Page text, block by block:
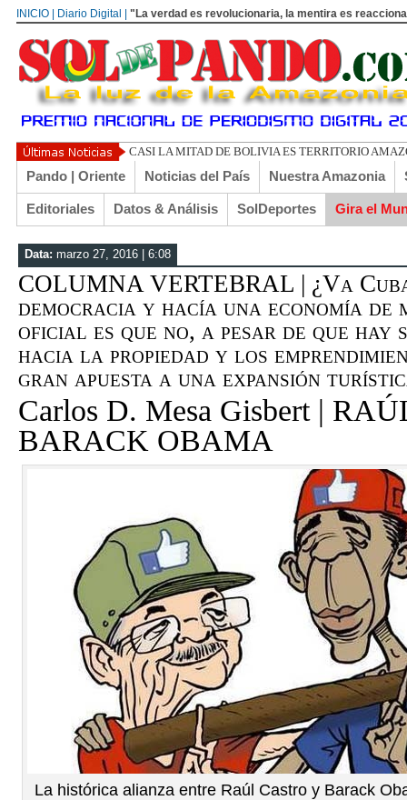
INICIO | Diario Digital | "La verdad es revolucionaria, la mentira es
UN LIBERTAR
Pando | Oriente Noticias del País Nuestra Amazonia
Editoriales Datos & Análisis SolDeportes Gira el
Data: marzo 27, 2016 | 6:08
COLUMNA VERTEBRAL | ¿Va
democracia y hacía una economía de
oficial es que no, a pesar de que hay
hacia la propiedad y los
gran apuesta a una expansión
Carlos D. Mesa Gisbert |
BARACK OBAMA
La histórica alianza entre Raúl Castro y Barack